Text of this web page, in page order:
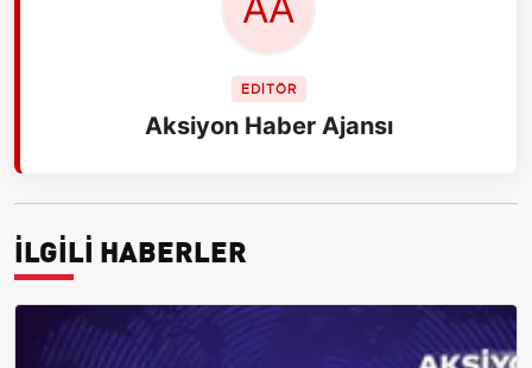
EDİTÖR
Aksiyon Haber Ajansı
İLGİLİ HABERLER